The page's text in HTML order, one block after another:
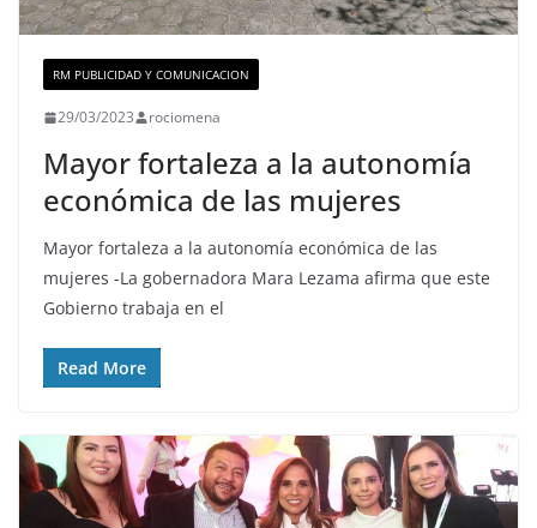
RM PUBLICIDAD Y COMUNICACION
29/03/2023 rociomena
Mayor fortaleza a la autonomía
económica de las mujeres
Mayor fortaleza a la autonomía económica de las
mujeres -La gobernadora Mara Lezama afirma que este
Gobierno trabaja en el
Read More